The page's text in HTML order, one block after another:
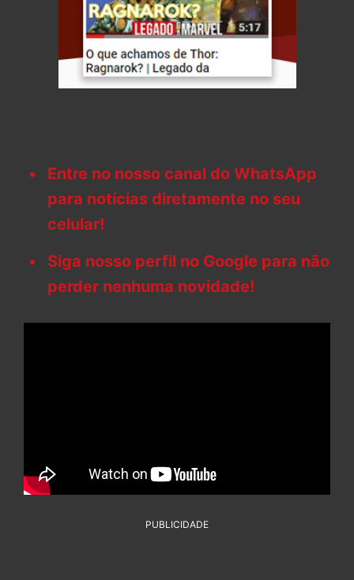
Entre no nosso canal do WhatsApp
para notícias diretamente no seu
celular!
Siga nosso perfil no Google para não
perder nenhuma novidade!
PUBLICIDADE